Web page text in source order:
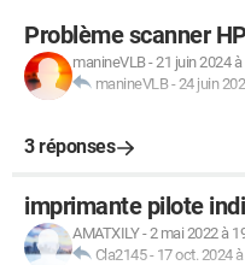
Problème scanner
manineVLB-21 juin 2024 à
manineVLB-24 juin
3 réponses
imprimante pilote
AMATXILY-2 mai 2022 à
Cla2145- 17 oct. 2024